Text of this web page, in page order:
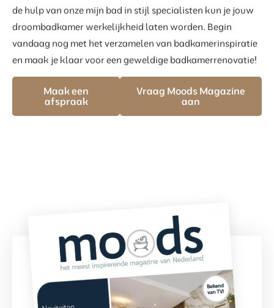
de hulp van onze mijn bad in stijl specialisten kun je jouw
droombadkamer werkelijkheid laten worden. Begin
vandaag nog met het verzamelen van badkamerinspiratie
en maak je klaar voor een geweldige badkamerrenovatie!
Maak een
afspraak
Vraag Moods Magazine
aan